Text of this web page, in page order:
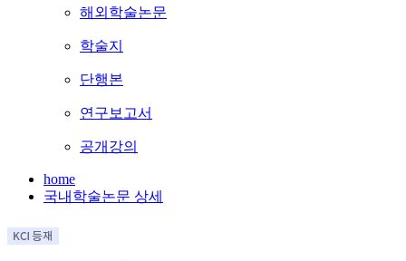
해외학술논문
학술지
단행본
연구보고서
공개강의
home
국내학술논문 상세